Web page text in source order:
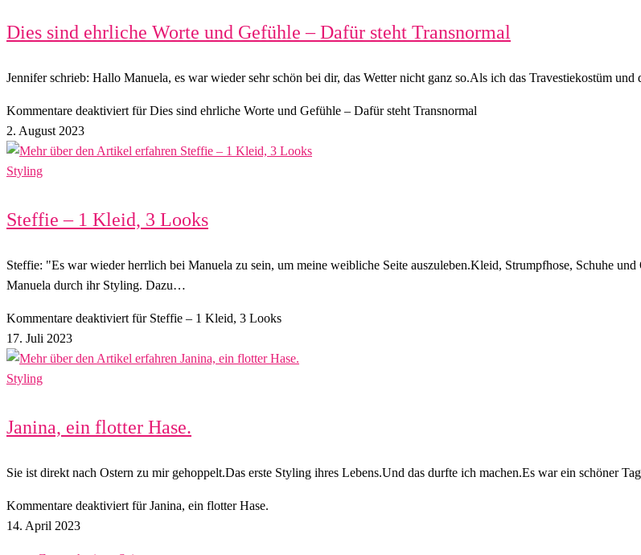
Dies sind ehrliche Worte und Gefühle – Dafür steht Transnormal
Jennifer schrieb: Hallo Manuela, es war wieder sehr schön bei dir, das Wetter nicht ganz so.Als ich das Travestiekostüm
Kommentare deaktiviert für Dies sind ehrliche Worte und Gefühle – Dafür steht Transnormal
2. August 2023
Styling
Steffie – 1 Kleid, 3 Looks
Steffie: "Es war wieder herrlich bei Manuela zu sein, um meine weibliche Seite auszuleben.Kleid, Strumpfhose, Schuhe
Manuela durch ihr Styling. Dazu…
Kommentare deaktiviert für Steffie – 1 Kleid, 3 Looks
17. Juli 2023
Styling
Janina, ein flotter Hase.
Sie ist direkt nach Ostern zu mir gehoppelt.Das erste Styling ihres Lebens.Und das durfte ich machen.Es war ein schöner
Kommentare deaktiviert für Janina, ein flotter Hase.
14. April 2023